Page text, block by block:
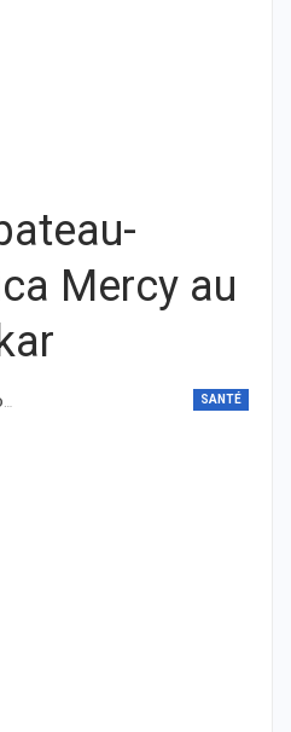
Mercy au
SANTÉ